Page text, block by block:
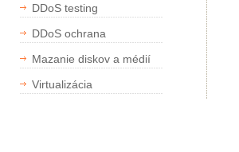
DDoS testing
DDoS ochrana
Mazanie diskov a médií
Virtualizácia